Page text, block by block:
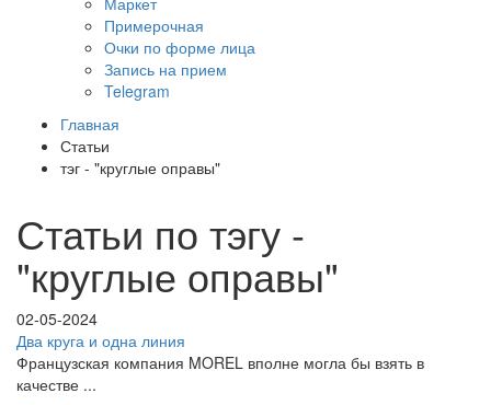
Примерочная
Очки по форме лица
Запись на прием
Telegram
Главная
Статьи
тэг - "круглые оправы"
Статьи по тэгу -
"круглые оправы"
02-05-2024
Два круга и одна линия
Французская компания MOREL вполне могла бы взять в
качестве ...